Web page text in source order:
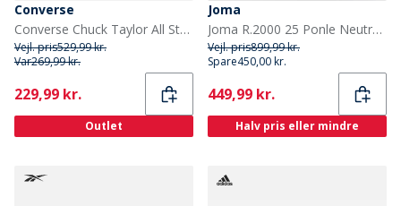
Converse
Converse Chuck Taylor All Star Hi Sko Oops Pink
Vejl. pris529,99 kr.
Var269,99 kr.
Current
229,99 kr.
Outlet
Joma
Joma R.2000 25 Ponle Neutral Løbesko Sort
Vejl. pris899,99 kr.
Spare450,00 kr.
Current
449,99 kr.
Halv pris eller mindre